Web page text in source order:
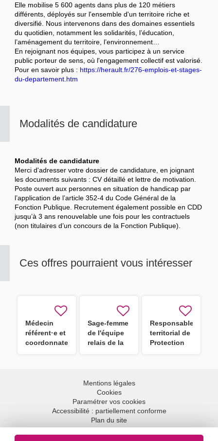
Elle mobilise 5 600 agents dans plus de 120 métiers
différents, déployés sur l'ensemble d'un territoire riche et
diversifié. Nous intervenons dans des domaines essentiels
du quotidien, notamment les solidarités, l’éducation,
l’aménagement du territoire, l’environnement…
En rejoignant nos équipes, vous participez à un service
public porteur de sens, où l'engagement collectif est valorisé.
Pour en savoir plus : https://herault.fr/276-emplois-et-stages-
du-departement.htm
Modalités de candidature
Modalités de candidature
Merci d'adresser votre dossier de candidature, en joignant
les documents suivants : CV détaillé et lettre de motivation.
Poste ouvert aux personnes en situation de handicap par
l’application de l’article 352-4 du Code Général de la
Fonction Publique. Recrutement également possible en CDD
jusqu’à 3 ans renouvelable une fois pour les contractuels
(non titulaires d’un concours de la Fonction Publique).
Ces offres pourraient vous intéresser
Médecin
référent·e et
coordonnateur·trice
Sage-femme
de l'équipe
relais de la
Responsable
territorial de
Protection
Mentions légales
Cookies
Paramétrer vos cookies
Accessibilité : partiellement conforme
Plan du site